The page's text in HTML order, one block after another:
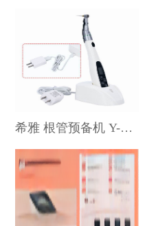
希雅 根管预备机 Y-SMART